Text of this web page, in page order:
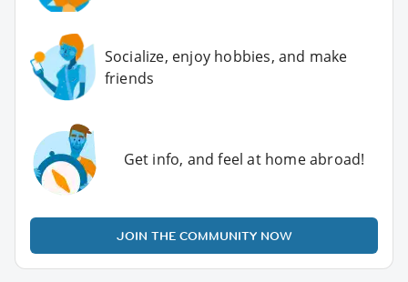
Socialize, enjoy hobbies, and make
friends
Get info, and feel at home abroad!
JOIN THE COMMUNITY NOW